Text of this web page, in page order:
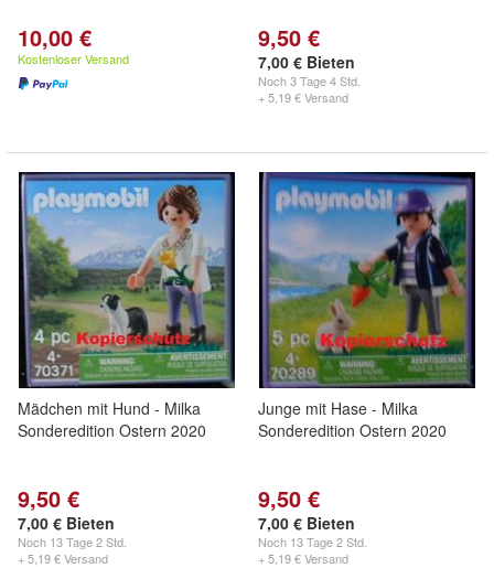
10,00 €
Kostenloser Versand
9,50 €
7,00 € Bieten
Noch3 Tage 4 Std.
+ 5,19 € Versand
Mädchen mit Hund - Milka
Sonderedition Ostern 2020
9,50 €
7,00 € Bieten
Noch 13 Tage 2 Std.
+ 5,19 € Versand
Junge mit Hase - Milka
Sonderedition Ostern 2020
9,50 €
7,00 € Bieten
Noch 13 Tage 2 Std.
+ 5,19 € Versand